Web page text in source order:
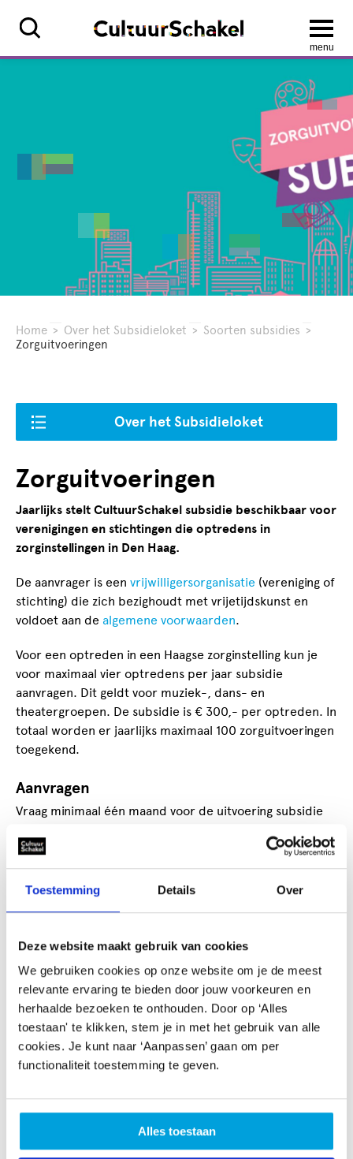
Toestemming Details Over
Deze website maakt gebruik van cookies
We gebruiken cookies op onze website om je de meest
relevante ervaring te bieden door jouw voorkeuren en
herhaalde bezoeken te onthouden. Door op ‘Alles
toestaan' te klikken, stem je in met het gebruik van alle
cookies. Je kunt naar ‘Aanpassen’ gaan om per
functionaliteit toestemming te geven.
Alles toestaan
menu
Home > Over het Subsidieloket > Soorten subsidies >
Zorguitvoeringen
Over het Subsidieloket
Zorguitvoeringen
Jaarlijks stelt CultuurSchakel subsidie beschikbaar voor
verenigingen en stichtingen die optredens in
zorginstellingen in Den Haag.
De aanvrager is een vrijwilligersorganisatie (vereniging of
stichting) die zich bezighoudt met vrijetijdskunst en
voldoet aan de algemene voorwaarden.
Voor een optreden in een Haagse zorginstelling kun je
voor maximaal vier optredens per jaar subsidie
aanvragen. Dit geldt voor muziek-, dans- en
theatergroepen. De subsidie is € 300,- per optreden. In
totaal worden er jaarlijks maximaal 100 zorguitvoeringen
toegekend.
Aanvragen
Vraag minimaal één maand voor de uitvoering subsidie
subsidie@cultuurschakel.nl
en vermeld daarin de
uitvoeringsdatumen-locatie. Je ontvangt daarna een
rapportageformulier dat door het zorghuis
Binnen veertien dagen na ontvangst wordt de subsidie
overgemaakt.
Vragen?
Voor vragen over de zorguitvoeringen kun je contact
opnemen met Els Hogendoorn via 06-469 416 47 of
subsidie@cultuurschakel.nl.